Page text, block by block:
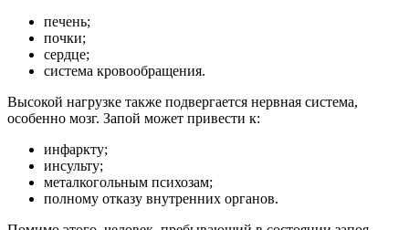
печень;
почки;
сердце;
система кровообращения.
Высокой нагрузке также подвергается нервная система,
особенно мозг. Запой может привести к:
инфаркту;
инсульту;
металкогольным психозам;
полному отказу внутренних органов.